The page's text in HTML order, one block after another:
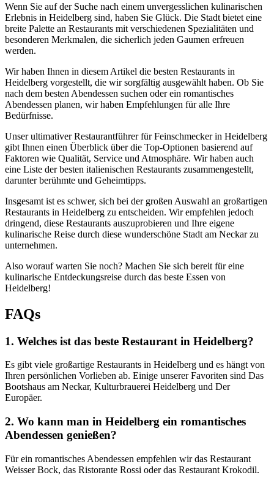
Wenn Sie auf der Suche nach einem unvergesslichen kulinarischen
Erlebnis in Heidelberg sind, haben Sie Glück. Die Stadt bietet eine
breite Palette an Restaurants mit verschiedenen Spezialitäten und
besonderen Merkmalen, die sicherlich jeden Gaumen erfreuen
werden.
Wir haben Ihnen in diesem Artikel die besten Restaurants in
Heidelberg vorgestellt, die wir sorgfältig ausgewählt haben. Ob Sie
nach dem besten Abendessen suchen oder ein romantisches
Abendessen planen, wir haben Empfehlungen für alle Ihre
Bedürfnisse.
Unser ultimativer Restaurantführer für Feinschmecker in Heidelberg
gibt Ihnen einen Überblick über die Top-Optionen basierend auf
Faktoren wie Qualität, Service und Atmosphäre. Wir haben auch
eine Liste der besten italienischen Restaurants zusammengestellt,
darunter berühmte und Geheimtipps.
Insgesamt ist es schwer, sich bei der großen Auswahl an großartigen
Restaurants in Heidelberg zu entscheiden. Wir empfehlen jedoch
dringend, diese Restaurants auszuprobieren und Ihre eigene
kulinarische Reise durch diese wunderschöne Stadt am Neckar zu
unternehmen.
Also worauf warten Sie noch? Machen Sie sich bereit für eine
kulinarische Entdeckungsreise durch das beste Essen von
Heidelberg!
FAQs
1. Welches ist das beste Restaurant in Heidelberg?
Es gibt viele großartige Restaurants in Heidelberg und es hängt von
Ihren persönlichen Vorlieben ab. Einige unserer Favoriten sind Das
Bootshaus am Neckar, Kulturbrauerei Heidelberg und Der
Europäer.
2. Wo kann man in Heidelberg ein romantisches
Abendessen genießen?
Für ein romantisches Abendessen empfehlen wir das Restaurant
Weisser Bock, das Ristorante Rossi oder das Restaurant Krokodil.